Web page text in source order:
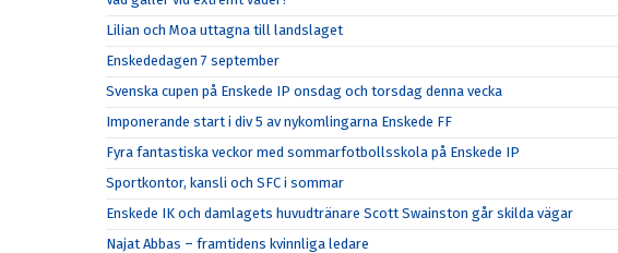
Lilian och Moa uttagna till landslaget
Enskededagen 7 september
Svenska cupen på Enskede IP onsdag och torsdag denna vecka
Imponerande start i div 5 av nykomlingarna Enskede FF
Fyra fantastiska veckor med sommarfotbollsskola på Enskede IP
Sportkontor, kansli och SFC i sommar
Enskede IK och damlagets huvudtränare Scott Swainston går skilda vägar
Najat Abbas – framtidens kvinnliga ledare